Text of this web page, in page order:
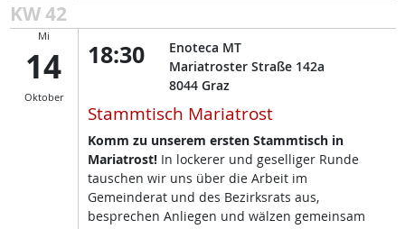
KW 42
Mi
14
Oktober
18:30
Enoteca MT
Mariatroster Straße 142a
8044 Graz
Stammtisch Mariatrost
Komm zu unserem ersten Stammtisch in
Mariatrost! In lockerer und geselliger Runde
tauschen wir uns über die Arbeit im
Gemeinderat und des Bezirksrats aus,
besprechen Anliegen und wälzen gemeinsam